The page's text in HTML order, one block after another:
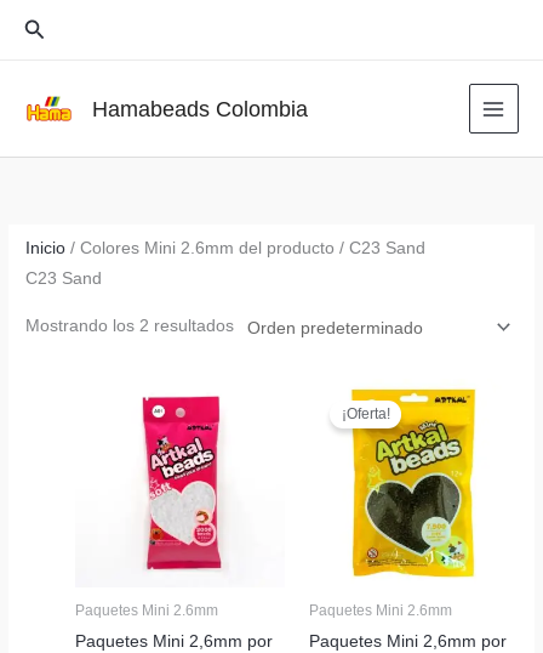
Buscar
Hamabeads Colombia
Inicio / Colores Mini 2.6mm del producto / C23 Sand
C23 Sand
Mostrando los 2 resultados
Paquetes Mini 2.6mm
Paquetes Mini 2,6mm por
¡Oferta!
Paquetes Mini 2.6mm
Paquetes Mini 2,6mm por